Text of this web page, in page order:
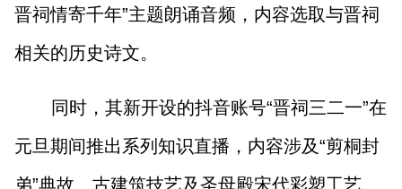
晋祠情寄千年”主题朗诵音频，内容选取与晋祠
相关的历史诗文。
同时，其新开设的抖音账号“晋祠三二一”在
元旦期间推出系列知识直播，内容涉及“剪桐封
弟”典故、古建筑技艺及圣母殿宋代彩塑工艺